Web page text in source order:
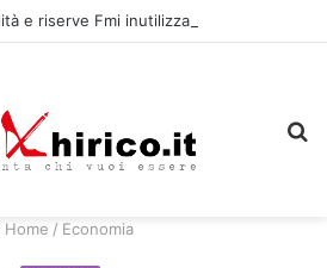
Home / Economia